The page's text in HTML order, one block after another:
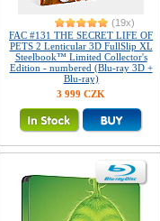
(19x)
FAC #131 THE SECRET LIFE OF
PETS 2 Lenticular 3D FullSlip XL
Steelbook™ Limited Collector's
Edition - numbered (Blu-ray 3D +
Blu-ray)
3 999 CZK